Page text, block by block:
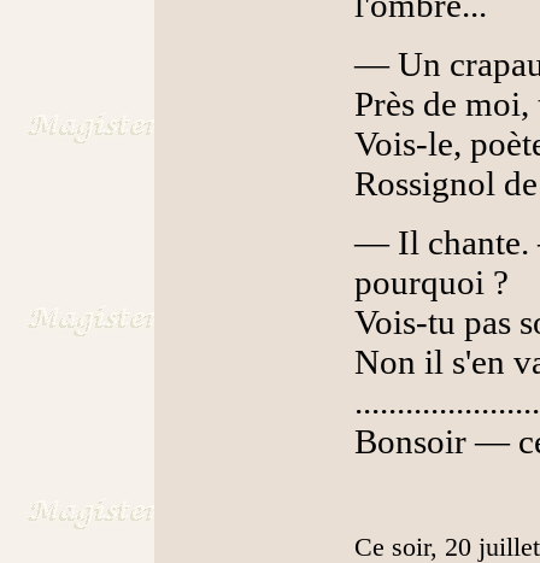
— Un
Près de
Vois-le,
Rossignol
— Il
pourquoi ?
Vois-tu pas
Non il s'en
Bonsoir —
Ce soir, 20